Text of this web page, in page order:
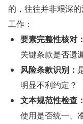
的，往往并非艰深
工作：
要素完整性核对：
关键条款是否遗
风险条款识别：
明显不利约定？
文本规范性检查：
使用是否统一、